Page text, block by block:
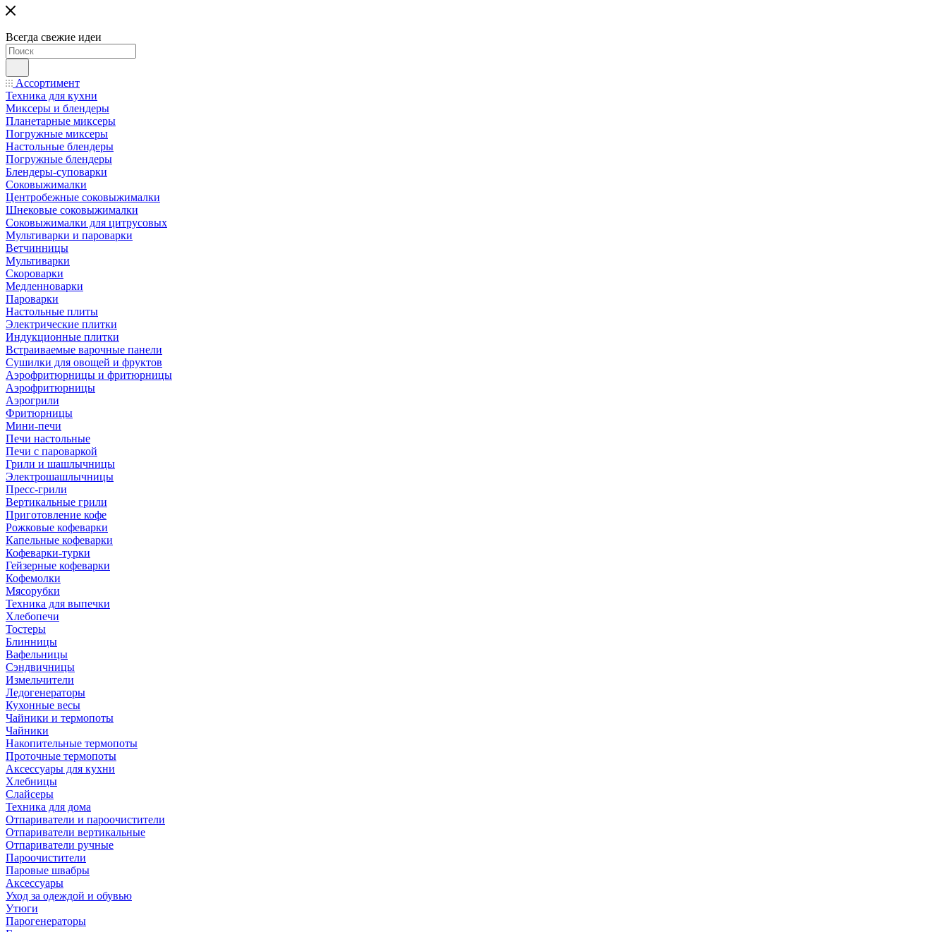
Всегда свежие идеи
Ассортимент
Техника для кухни
Миксеры и блендеры
Планетарные миксеры
Погружные миксеры
Настольные блендеры
Погружные блендеры
Блендеры-суповарки
Соковыжималки
Центробежные соковыжималки
Шнековые соковыжималки
Соковыжималки для цитрусовых
Мультиварки и пароварки
Ветчинницы
Мультиварки
Скороварки
Медленноварки
Пароварки
Настольные плиты
Электрические плитки
Индукционные плитки
Встраиваемые варочные панели
Сушилки для овощей и фруктов
Аэрофритюрницы и фритюрницы
Аэрофритюрницы
Аэрогрили
Фритюрницы
Мини-печи
Печи настольные
Печи с пароваркой
Грили и шашлычницы
Электрошашлычницы
Пресс-грили
Вертикальные грили
Приготовление кофе
Рожковые кофеварки
Капельные кофеварки
Кофеварки-турки
Гейзерные кофеварки
Кофемолки
Мясорубки
Техника для выпечки
Хлебопечи
Тостеры
Блинницы
Вафельницы
Сэндвичницы
Измельчители
Ледогенераторы
Кухонные весы
Чайники и термопоты
Чайники
Накопительные термопоты
Проточные термопоты
Аксессуары для кухни
Хлебницы
Слайсеры
Техника для дома
Отпариватели и пароочистители
Отпариватели вертикальные
Отпариватели ручные
Пароочистители
Паровые швабры
Аксессуары
Уход за одеждой и обувью
Утюги
Парогенераторы